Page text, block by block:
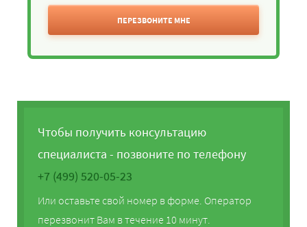
ПЕРЕЗВОНИТЕ МНЕ
Чтобы получить консультацию
специалиста - позвоните по телефону
+7 (499) 520-05-23
Или оставьте свой номер в форме. Оператор
перезвонит Вам в течение 10 минут.